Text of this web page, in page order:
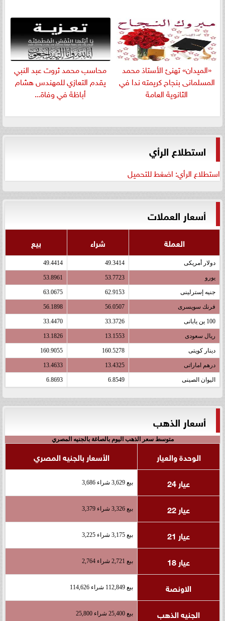
«الميدان» تهنئ الأستاذ محمد
المسلمانى بنجاح كريمته ندا في
الثانوية العامة
​محاسب محمد ثروت عبد النبي
يقدم التعازي للمهندس هشام
أباظة في وفاة...
استطلاع الرأي
استطلاع الرأي: اضغط للتحميل
أسعار العملات
العملة شراء بيع
دولار أمريكى 49.3414
49.4414
يورو 53.7723
53.8961
جنيه إسترلينى 62.9153
63.0675
فرنك سويسرى 56.0507
56.1898
100 ين يابانى 33.3726
33.4470
ريال سعودى 13.1553
13.1826
دينار كويتى 160.5278
160.9055
درهم اماراتى 13.4325
13.4633
اليوان الصينى 6.8549
6.8693
أسعار الذهب
متوسط سعر الذهب اليوم بالصاغة بالجنيه المصري
الوحدة والعيار
الأسعار بالجنيه المصري
عيار 24
بيع 3,629 شراء 3,686
عيار 22 بيع 3,326 شراء 3,379
عيار 21 بيع 3,175 شراء 3,225
عيار 18 بيع 2,721 شراء 2,764
الاونصة بيع 112,849 شراء 114,626
الجنيه الذهب بيع 25,400 شراء 25,800